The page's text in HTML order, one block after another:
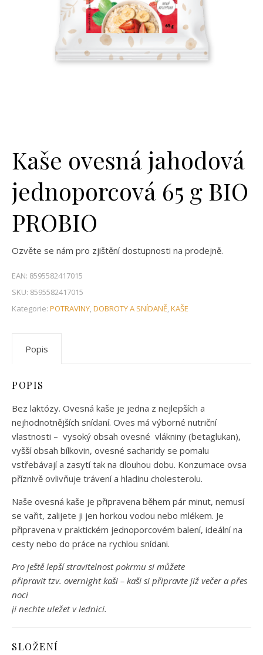
Kaše ovesná jahodová
jednoporcová 65 g BIO
PROBIO
Ozvěte se nám pro zjištění dostupnosti na prodejně.
EAN: 8595582417015
SKU: 8595582417015
Kategorie: POTRAVINY,DOBROTY A SNÍDANĚ,KAŠE
Popis
POPIS
Bez laktózy. Ovesná kaše je jedna z nejlepších a
nejhodnotnějších snídaní. Oves má výborné nutriční
vlastnosti – vysoký obsah ovesné vlákniny (betaglukan),
vyšší obsah bílkovin, ovesné sacharidy se pomalu
vstřebávají a zasytí tak na dlouhou dobu. Konzumace ovsa
příznivě ovlivňuje trávení a hladinu cholesterolu.
Naše ovesná kaše je připravena během pár minut, nemusí
se vařit, zalijete ji jen horkou vodou nebo mlékem. Je
připravena v praktickém jednoporcovém balení, ideální na
cesty nebo do práce na rychlou snídani.
Pro ještě lepší stravitelnost pokrmu si můžete
připravit tzv. overnight kaši – kaši si připravte již večer a přes
noci
ji nechte uležet v lednici.
SLOŽENÍ